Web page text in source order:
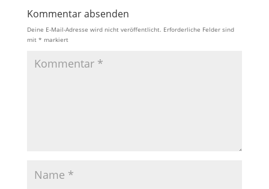
Kommentar absenden
Deine E-Mail-Adresse wird nicht veröffentlicht. Erforderliche Felder sind
mit * markiert